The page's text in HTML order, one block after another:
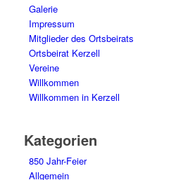
Galerie
Impressum
Mitglieder des Ortsbeirats
Ortsbeirat Kerzell
Vereine
Willkommen
Willkommen in Kerzell
Kategorien
850 Jahr-Feier
Allgemein